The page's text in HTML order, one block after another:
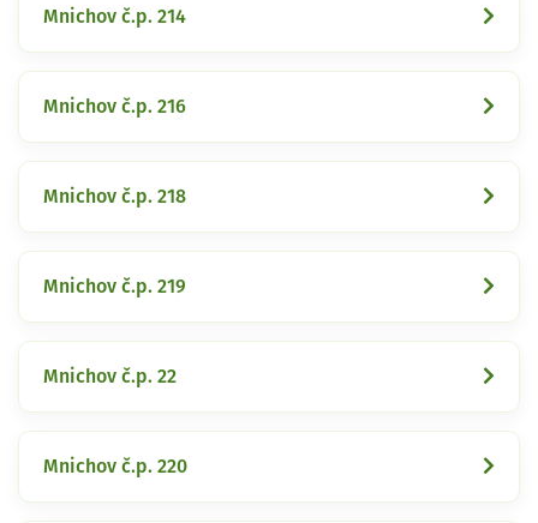
Mnichov č.p. 214
Mnichov č.p. 216
Mnichov č.p. 218
Mnichov č.p. 219
Mnichov č.p. 22
Mnichov č.p. 220